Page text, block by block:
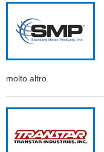
molto altro.